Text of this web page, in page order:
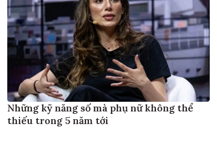
Những kỹ năng số mà phụ nữ không thể
thiếu trong 5 năm tới